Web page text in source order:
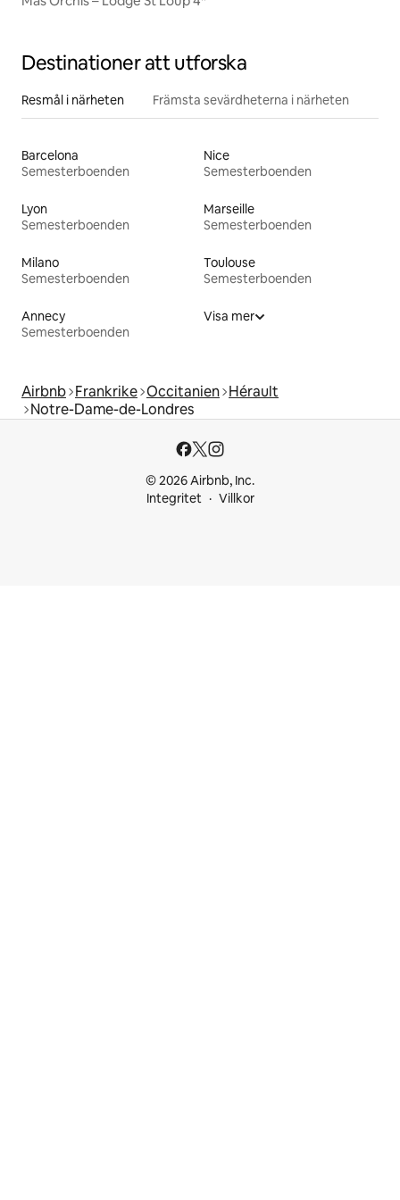
Destinationer att utforska
Resmål i närheten Främsta sevärdheterna i närheten
Barcelona
Semesterboenden
Nice
Semesterboenden
Lyon
Semesterboenden
Marseille
Semesterboenden
Milano
Semesterboenden
Toulouse
Semesterboenden
Annecy
Semesterboenden
Visa mer
Airbnb Frankrike Occitanien Hérault
Notre-Dame-de-Londres
© 2026 Airbnb, Inc.
Integritet
Villkor